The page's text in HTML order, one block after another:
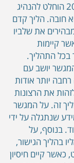
. בשנת 2008 הוחלט להנהיג
חובה. הליך קדם
את שלביו
קיימות
בכל התהליך.
יושב עם
יותר אודות
את הרצונות
זה. על המגשר
שנתגלה על ידי
בנוסף, על
בהליך הגישור,
קיים חיסיון